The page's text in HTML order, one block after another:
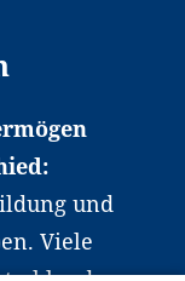
und
Viele